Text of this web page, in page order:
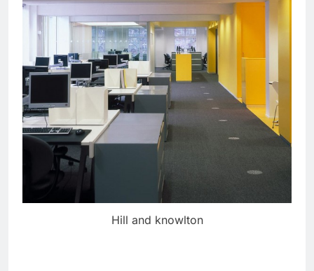
Hill and knowlton